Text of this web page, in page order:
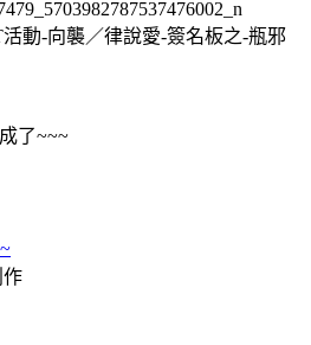
動-向襲／律說愛-簽名板之-瓶邪
了~~~
作